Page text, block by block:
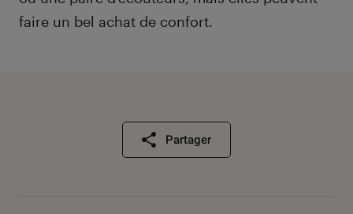
faire un bel achat de confort.
Partager